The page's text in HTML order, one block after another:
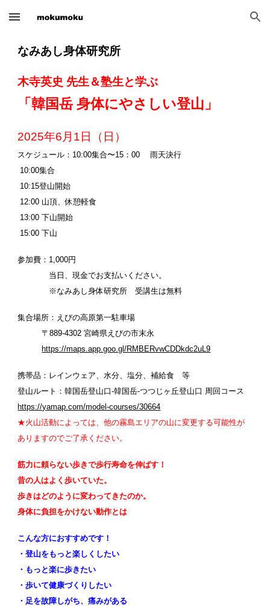
Skip to main content Skip to navigation
なみあし身体研究所
木寺英史 先生＆塾生と学ぶ
「韓国岳 身体にやさしい登山」
2025年6 月 1 日（ 日 ）
スケジュール：10:00集合〜15：00 雨天決行
10:00集合
10:15登山開始
12:00 山頂、休憩軽食
13:00 下山開始
15:00 下山
参加費：1,000円
当日、現金でお支払いください。
※なみあし身体研究所 受講生は無料
集合場所：えびの高原第一駐車場
〒889-4302 宮崎県えびの市末永
https://maps.app.goo.gl/RMBERvwCDDkdc2uL9
携帯品：レインウェア、水分、塩分、補給食 等
登山ルート：韓国岳登山口-韓国岳-つつじヶ丘登山口 周回コース
https://yamap.com/model-courses/30664
★火山活動によっては、他の霧島エリアの山に変更する可能性が
ありますのでご了承ください。
筋力に頼らない歩きで歩行寿命を伸ばす！
昔の人はよく歩いていた。
歩きはどのように変わってきたのか。
身体に負担をかけない動作とは
こんな方におすすめです！
・登山をもっと楽しくしたい
・もっと楽に歩きたい
・歩いて健康づくりしたい
・足を故障しがち、痛みがある